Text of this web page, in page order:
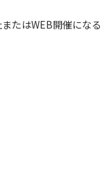
たはWEB開催になる